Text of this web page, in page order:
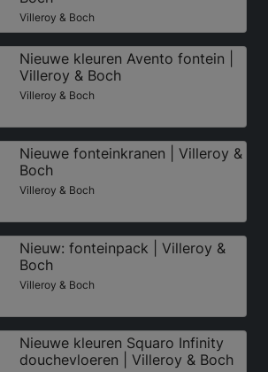
Villeroy & Boch
Nieuwe kleuren Avento fontein |
Villeroy & Boch
Villeroy & Boch
Nieuwe fonteinkranen | Villeroy &
Boch
Villeroy & Boch
Nieuw: fonteinpack | Villeroy &
Boch
Villeroy & Boch
Nieuwe kleuren Squaro Infinity
douchevloeren | Villeroy & Boch